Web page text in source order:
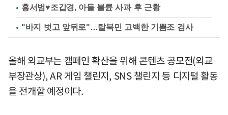
홍서범♥조갑경, 아들 불륜 사과 후 근황
"바지 벗고 앞뒤로"…탈북민 고백한 기쁨조 검사
올해 외교부는 캠페인 확산을 위해 콘텐츠 공모전(외교
부장관상), AR 게임 챌린지, SNS 챌린지 등 디지털 활동
을 전개할 예정이다.